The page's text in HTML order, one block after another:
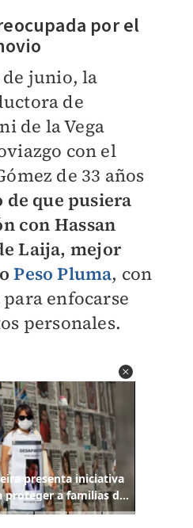
por el
de junio, la
de
de la Vega
con el
de 33 años
de que pusiera
conHassan
Laija, mejor
Peso Pluma, con
enfocarse
personales.